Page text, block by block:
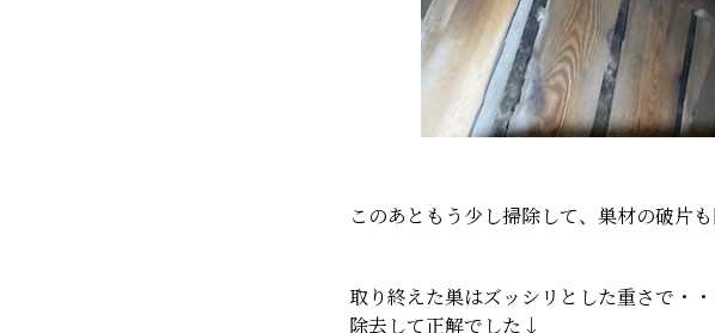
このあともう少し掃除して、巣材の破片も
取り終えた巣はズッシリとした重さで・
除去して正解でした↓